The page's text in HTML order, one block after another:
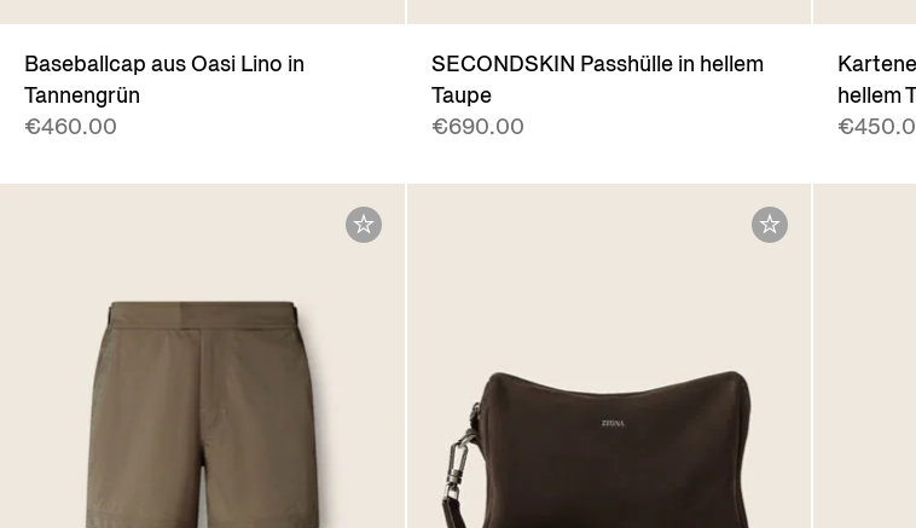
Baseballcap aus Oasi Lino in
Tannengrün
€460.00
SECONDSKIN Passhülle in hellem
Taupe
€690.00
hellem